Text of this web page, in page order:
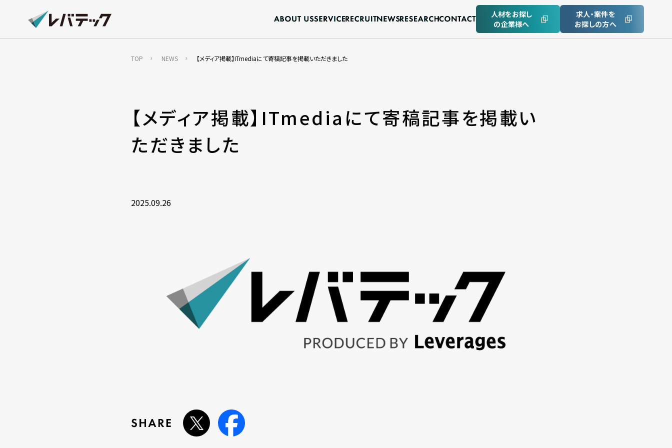
人材をお探し
の企業様へ
求人・案件を
お探しの方へ
TOP NEWS 【メディア掲載】ITmediaにて寄稿記事を掲載いただきました
【メディア掲載】ITmediaにて寄稿記事を掲載い
ただきました
2025.09.26